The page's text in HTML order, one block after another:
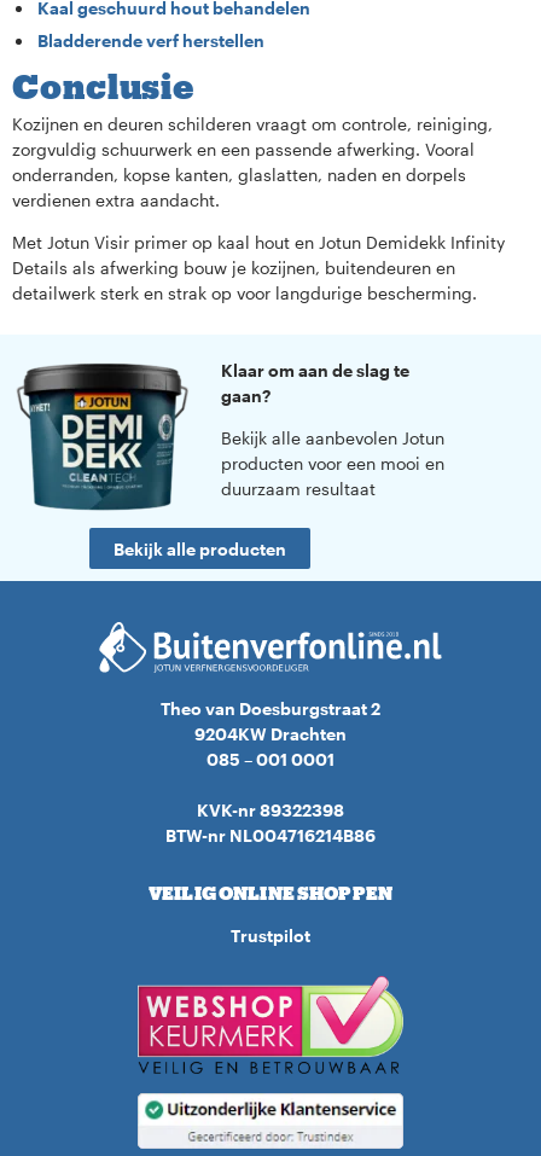
Kaal geschuurd hout behandelen
Bladderende verf herstellen
Conclusie
Kozijnen en deuren schilderen vraagt om controle, reiniging,
zorgvuldig schuurwerk en een passende afwerking. Vooral
onderranden, kopse kanten, glaslatten, naden en dorpels
verdienen extra aandacht.
Met Jotun Visir primer op kaal hout en Jotun Demidekk Infinity
Details als afwerking bouw je kozijnen, buitendeuren en
detailwerk sterk en strak op voor langdurige bescherming.
Klaar om aan de slag te
gaan?
Bekijk alle aanbevolen Jotun
producten voor een mooi en
duurzaam resultaat
Bekijk alle producten
Theo van Doesburgstraat 2
9204KW Drachten
085 – 001 0001
KVK-nr 89322398
BTW-nr NL004716214B86
VEILIG ONLINE SHOPPEN
Trustpilot